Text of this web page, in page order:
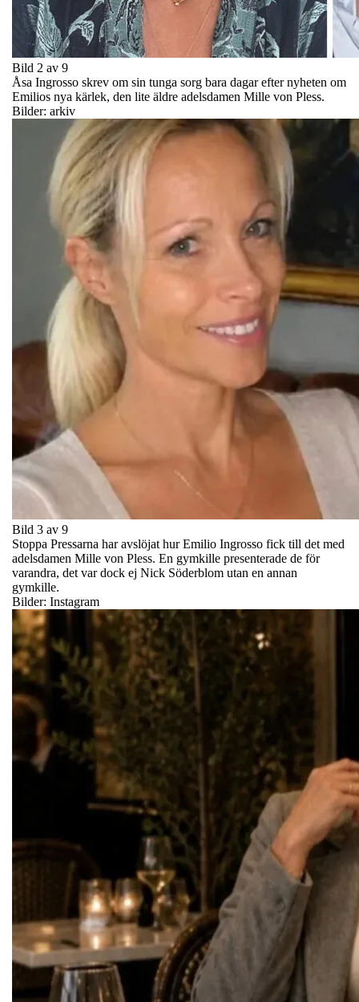
Bild 2 av 9
Åsa Ingrosso skrev om sin tunga sorg bara dagar efter nyheten om
Emilios nya kärlek, den lite äldre adelsdamen Mille von Pless.
Bilder: arkiv
Bild 3 av 9
Stoppa Pressarna har avslöjat hur Emilio Ingrosso fick till det med
adelsdamen Mille von Pless. En gymkille presenterade de för
varandra, det var dock ej Nick Söderblom utan en annan
gymkille.
Bilder: Instagram